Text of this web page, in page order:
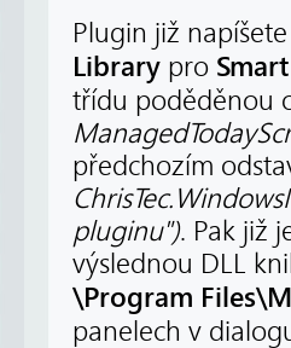
Plugin již
Library pro
třídu poděděnou
předchozím
pluginu"). Pak již
výslednou DLL
\Program
panelech v